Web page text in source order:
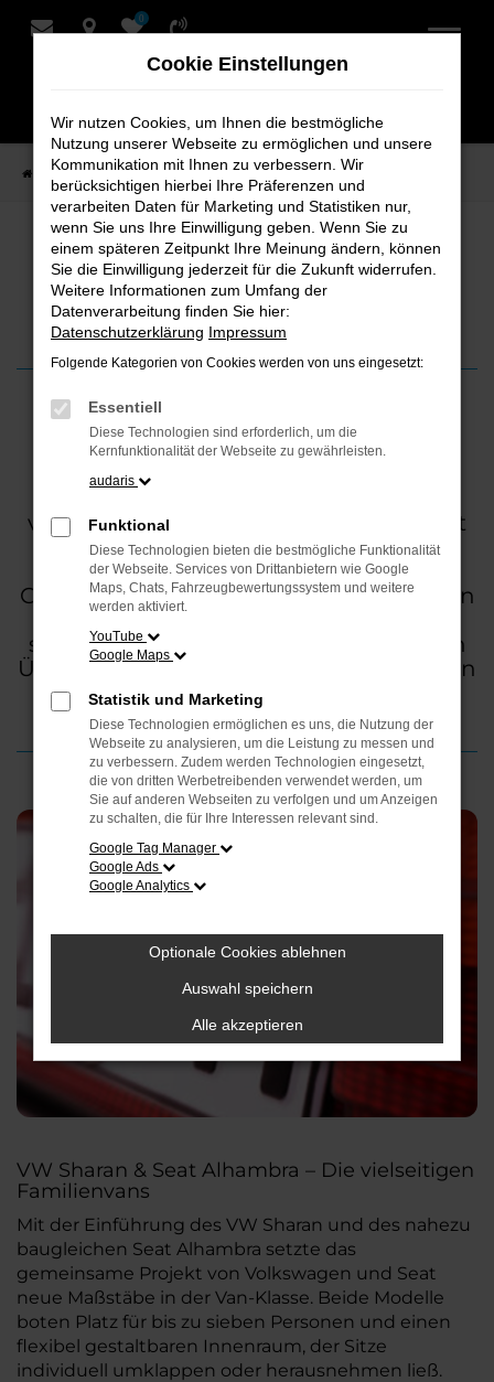
Zum
0
Startseite News Oldtimer-Highlights 2025
Oldtimer-Highlights 2025
Diese Modelle feiern ihren 30. Geburtstag
20. Januar 2025
Das Jahr 2025 markiert einen
von Fahrzeugen, die 1995 auf den Markt
kamen. Diese Autos werden offiziell zu
Oldtimern und tragen nicht nur den
Charme der 1990er Jahre in sich, sondern
stehen auch für technologische und
stilistische Entwicklungen ihrer Zeit. Ein
Überblick über fünf Modelle, die 2025 den
Oldtimer-Status erreichen.
VW Sharan & Seat Alhambra – Die vielseitigen
Familienvans
Mit der Einführung des VW Sharan und des nahezu
baugleichen Seat Alhambra setzte das
gemeinsame Projekt von Volkswagen und Seat
neue Maßstäbe in der Van-Klasse. Beide Modelle
boten Platz für bis zu sieben Personen und einen
flexibel gestaltbaren Innenraum, der Sitze
individuell umklappen oder herausnehmen ließ.
Cookie Einstellungen
Wir nutzen Cookies, um Ihnen die bestmögliche
Nutzung unserer Webseite zu ermöglichen und unsere
Kommunikation mit Ihnen zu verbessern. Wir
berücksichtigen hierbei Ihre Präferenzen und
verarbeiten Daten für Marketing und Statistiken nur,
wenn Sie uns Ihre Einwilligung geben. Wenn Sie zu
einem späteren Zeitpunkt Ihre Meinung ändern, können
Sie die Einwilligung jederzeit für die Zukunft widerrufen.
Weitere Informationen zum Umfang der
Datenverarbeitung finden Sie hier:
Datenschutzerklärung Impressum
Folgende Kategorien von Cookies werden von uns eingesetzt:
Essentiell
Diese Technologien sind erforderlich, um die
Kernfunktionalität der Webseite zu gewährleisten.
audaris
Funktional
Diese Technologien bieten die bestmögliche Funktionalität
der Webseite. Services von Drittanbietern wie Google
Maps, Chats, Fahrzeugbewertungssystem und weitere
werden aktiviert.
YouTube
Google Maps
Statistik und Marketing
Diese Technologien ermöglichen es uns, die Nutzung der
Webseite zu analysieren, um die Leistung zu messen und
zu verbessern. Zudem werden Technologien eingesetzt,
die von dritten Werbetreibenden verwendet werden, um
Sie auf anderen Webseiten zu verfolgen und um Anzeigen
zu schalten, die für Ihre Interessen relevant sind.
Google Tag Manager
Google Ads
Google Analytics
Optionale Cookies ablehnen
Auswahl speichern
Alle akzeptieren